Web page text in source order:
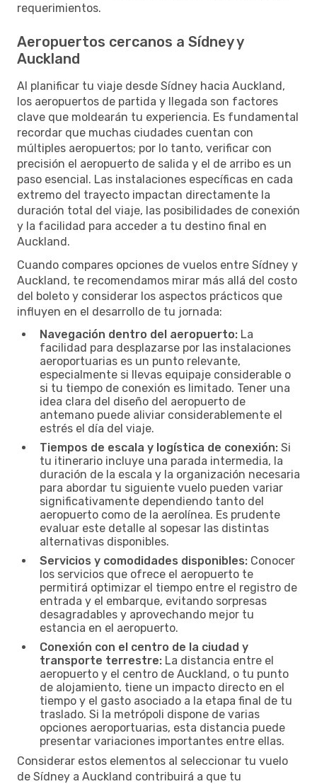
requerimientos.
Aeropuertos cercanos a Sídney y
Auckland
Al planificar tu viaje desde Sídney hacia Auckland,
los aeropuertos de partida y llegada son factores
clave que moldearán tu experiencia. Es fundamental
recordar que muchas ciudades cuentan con
múltiples aeropuertos; por lo tanto, verificar con
precisión el aeropuerto de salida y el de arribo es un
paso esencial. Las instalaciones específicas en cada
extremo del trayecto impactan directamente la
duración total del viaje, las posibilidades de conexión
y la facilidad para acceder a tu destino final en
Auckland.
Cuando compares opciones de vuelos entre Sídney y
Auckland, te recomendamos mirar más allá del costo
del boleto y considerar los aspectos prácticos que
influyen en el desarrollo de tu jornada:
Navegación dentro del aeropuerto: La
facilidad para desplazarse por las instalaciones
aeroportuarias es un punto relevante,
especialmente si llevas equipaje considerable o
si tu tiempo de conexión es limitado. Tener una
idea clara del diseño del aeropuerto de
antemano puede aliviar considerablemente el
estrés el día del viaje.
Tiempos de escala y logística de conexión: Si
tu itinerario incluye una parada intermedia, la
duración de la escala y la organización necesaria
para abordar tu siguiente vuelo pueden variar
significativamente dependiendo tanto del
aeropuerto como de la aerolínea. Es prudente
evaluar este detalle al sopesar las distintas
alternativas disponibles.
Servicios y comodidades disponibles: Conocer
los servicios que ofrece el aeropuerto te
permitirá optimizar el tiempo entre el registro de
entrada y el embarque, evitando sorpresas
desagradables y aprovechando mejor tu
estancia en el aeropuerto.
Conexión con el centro de la ciudad y
transporte terrestre: La distancia entre el
aeropuerto y el centro de Auckland, o tu punto
de alojamiento, tiene un impacto directo en el
tiempo y el gasto asociado a la etapa final de tu
traslado. Si la metrópoli dispone de varias
opciones aeroportuarias, esta distancia puede
presentar variaciones importantes entre ellas.
Considerar estos elementos al seleccionar tu vuelo
de Sídney a Auckland contribuirá a que tu